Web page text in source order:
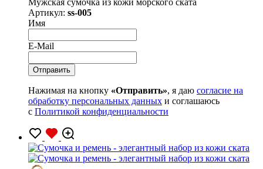
Мужская сумочка из кожи морского ската
Артикул: ss-005
Имя
E-Mail
Нажимая на кнопку «Отправить», я даю согласие на
обработку персональных данных и соглашаюсь
с Политикой конфиденциальности